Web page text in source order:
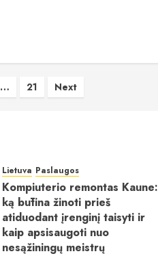
… 21 Next
Lietuva Paslaugos
Kompiuterio remontas Kaune:
ką būtina žinoti prieš
atiduodant įrenginį taisyti ir
kaip apsisaugoti nuo
nesąžiningų meistrų